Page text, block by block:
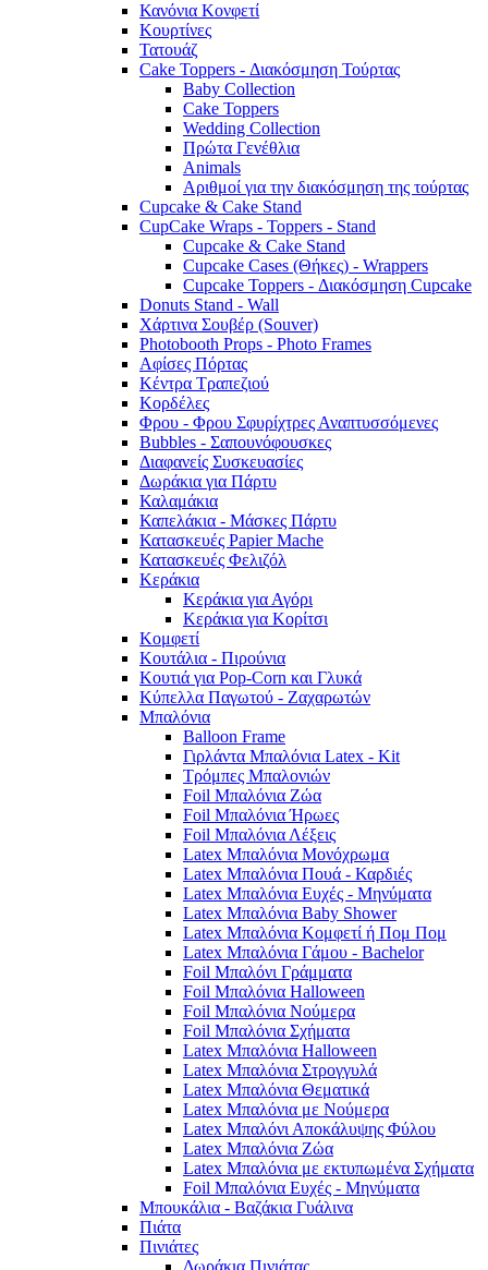
Κανόνια Κονφετί
Κουρτίνες
Τατουάζ
Cake Toppers - Διακόσμηση Τούρτας
Baby Collection
Cake Toppers
Wedding Collection
Πρώτα Γενέθλια
Animals
Αριθμοί για την διακόσμηση της τούρτας
Cupcake & Cake Stand
CupCake Wraps - Toppers - Stand
Cupcake & Cake Stand
Cupcake Cases (Θήκες) - Wrappers
Cupcake Toppers - Διακόσμηση Cupcake
Donuts Stand - Wall
Χάρτινα Σουβέρ (Souver)
Photobooth Props - Photo Frames
Αφίσες Πόρτας
Κέντρα Τραπεζιού
Κορδέλες
Φρου - Φρου Σφυρίχτρες Αναπτυσσόμενες
Bubbles - Σαπουνόφουσκες
Διαφανείς Συσκευασίες
Δωράκια για Πάρτυ
Καλαμάκια
Καπελάκια - Μάσκες Πάρτυ
Κατασκευές Papier Mache
Κατασκευές Φελιζόλ
Κεράκια
Κεράκια για Αγόρι
Κεράκια για Κορίτσι
Κομφετί
Κουτάλια - Πιρούνια
Κουτιά για Pop-Corn και Γλυκά
Κύπελλα Παγωτού - Ζαχαρωτών
Μπαλόνια
Balloon Frame
Γιρλάντα Μπαλόνια Latex - Kit
Τρόμπες Μπαλονιών
Foil Μπαλόνια Ζώα
Foil Μπαλόνια Ήρωες
Foil Μπαλόνια Λέξεις
Latex Μπαλόνια Μονόχρωμα
Latex Μπαλόνια Πουά - Καρδιές
Latex Μπαλόνια Ευχές - Μηνύματα
Latex Μπαλόνια Baby Shower
Latex Μπαλόνια Κομφετί ή Πομ Πομ
Latex Μπαλόνια Γάμου - Bachelor
Foil Μπαλόνι Γράμματα
Foil Μπαλόνια Halloween
Foil Μπαλόνια Νούμερα
Foil Μπαλόνια Σχήματα
Latex Μπαλόνια Halloween
Latex Μπαλόνια Στρογγυλά
Latex Μπαλόνια Θεματικά
Latex Μπαλόνια με Νούμερα
Latex Μπαλόνι Αποκάλυψης Φύλου
Latex Μπαλόνια Ζώα
Latex Μπαλόνια με εκτυπωμένα Σχήματα
Foil Μπαλόνια Ευχές - Μηνύματα
Μπουκάλια - Βαζάκια Γυάλινα
Πιάτα
Πινιάτες
Δωράκια Πινιάτας